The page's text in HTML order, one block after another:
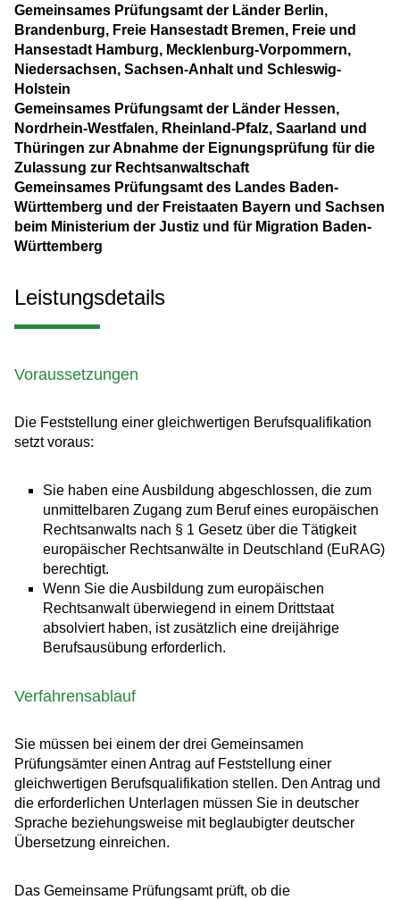
Gemeinsames Prüfungsamt der Länder Berlin,
Brandenburg, Freie Hansestadt Bremen, Freie und
Hansestadt Hamburg, Mecklenburg-Vorpommern,
Niedersachsen, Sachsen-Anhalt und Schleswig-
Holstein
Gemeinsames Prüfungsamt der Länder Hessen,
Nordrhein-Westfalen, Rheinland-Pfalz, Saarland und
Thüringen zur Abnahme der Eignungsprüfung für die
Zulassung zur Rechtsanwaltschaft
Gemeinsames Prüfungsamt des Landes Baden-
Württemberg und der Freistaaten Bayern und Sachsen
beim Ministerium der Justiz und für Migration Baden-
Württemberg
Leistungsdetails
Voraussetzungen
Die Feststellung einer gleichwertigen Berufsqualifikation
setzt voraus:
Sie haben eine Ausbildung abgeschlossen, die zum
unmittelbaren Zugang zum Beruf eines europäischen
Rechtsanwalts nach § 1 Gesetz über die Tätigkeit
europäischer Rechtsanwälte in Deutschland (EuRAG)
berechtigt.
Wenn Sie die Ausbildung zum europäischen
Rechtsanwalt überwiegend in einem Drittstaat
absolviert haben, ist zusätzlich eine dreijährige
Berufsausübung erforderlich.
Verfahrensablauf
Sie müssen bei einem der drei Gemeinsamen
Prüfungsämter einen Antrag auf Feststellung einer
gleichwertigen Berufsqualifikation stellen. Den Antrag und
die erforderlichen Unterlagen müssen Sie in deutscher
Sprache beziehungsweise mit beglaubigter deutscher
Übersetzung einreichen.
Das Gemeinsame Prüfungsamt prüft, ob die